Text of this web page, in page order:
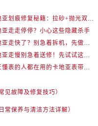
亚走走停停？小心这些隐藏杀手
见故障及修复技巧）
常保养与清洁方法详解）